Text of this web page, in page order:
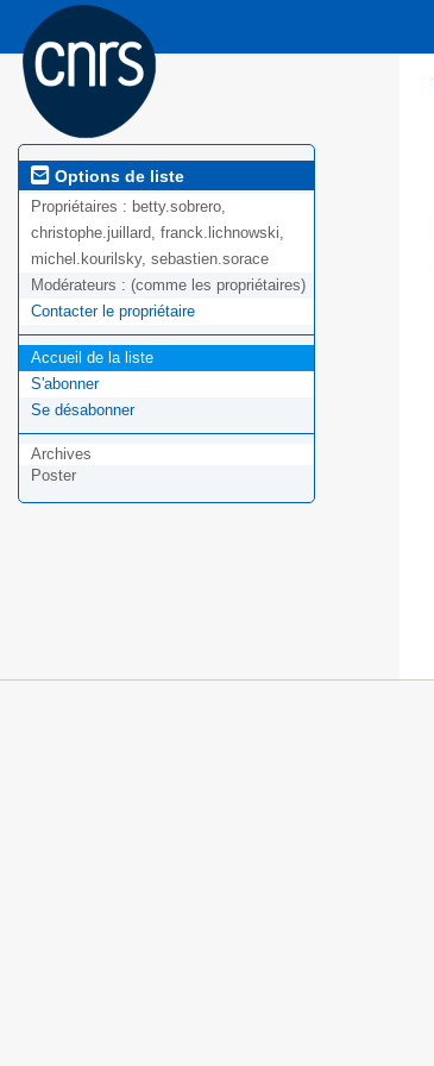
Options de liste
Propriétaires : betty.sobrero,
christophe.juillard, franck.lichnowski,
michel.kourilsky, sebastien.sorace
Modérateurs : (comme les propriétaires)
Contacter le propriétaire
Accueil de la liste
S'abonner
Se désabonner
Archives
Poster